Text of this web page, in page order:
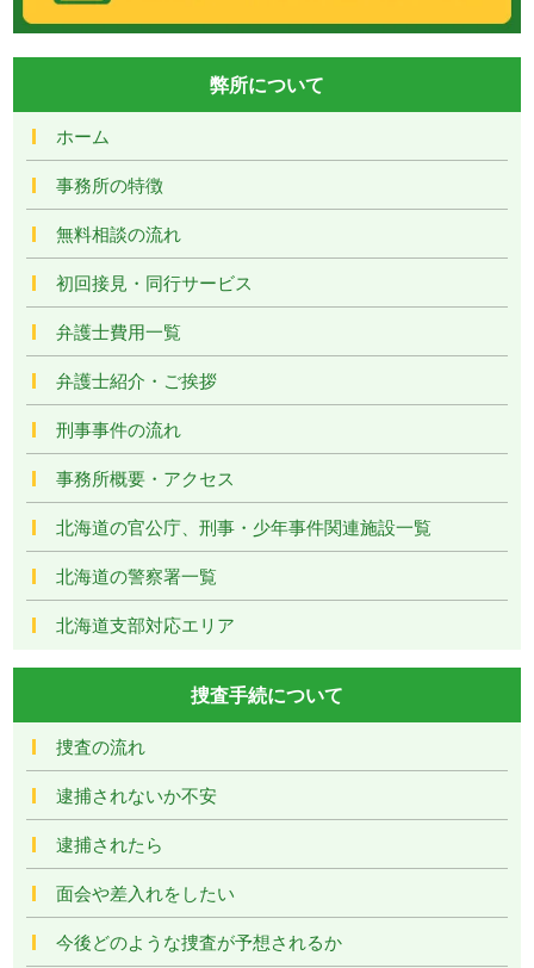
弊所について
ホーム
事務所の特徴
無料相談の流れ
初回接見・同行サービス
弁護士費用一覧
弁護士紹介・ご挨拶
刑事事件の流れ
事務所概要・アクセス
北海道の官公庁、刑事・少年事件関連施設一覧
北海道の警察署一覧
北海道支部対応エリア
捜査手続について
捜査の流れ
逮捕されないか不安
逮捕されたら
面会や差入れをしたい
今後どのような捜査が予想されるか